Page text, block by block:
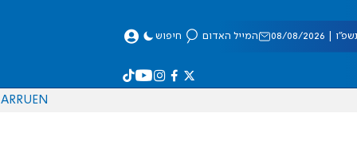
08/2026 המייל האדום חיפוש
EN
RU
AR